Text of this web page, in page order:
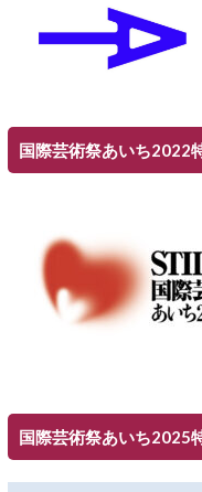
国際芸術祭あいち2022
国際芸術祭あいち2025